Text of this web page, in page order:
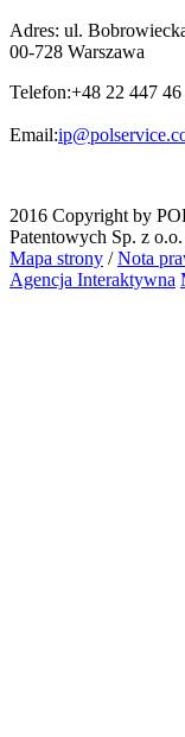
Adres: ul.
00-728 Warszawa
Telefon:+48 22 447 46
Email:
2016 Copyright by
Patentowych Sp. z o.o.
Mapa strony /Nota
Agencja Interaktywna